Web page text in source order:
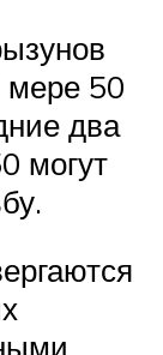
50
два
могут